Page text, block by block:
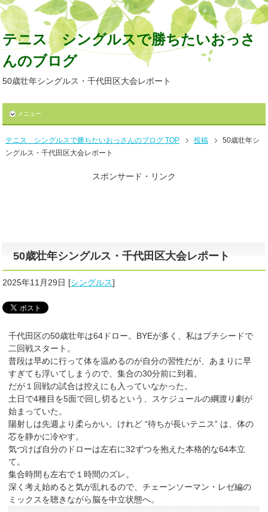
テニス シングルスで勝ちたいおっさ
んのブログ
50歳壮年シングルス・千代田区大会レポート
メニュー
テニス シングルスで勝ちたいおっさんのブログ TOP 投稿
50歳壮年シ
ングルス・千代田区大会レポート
スポンサード・リンク
50歳壮年シングルス・千代田区大会レポート
2025年11月29日 [シングルス]
千代田区の50歳壮年は64ドロー。BYEが多く、私はプチシードで
二回戦スタート。
普段は早めに行って体を温めるのが自分の習性だが、あまりに早
すぎても浮いてしまうので、集合の30分前に到着。
だが１回戦の試合は控えにも入っていなかった。
土日で4種目を5面で回し切るという、スケジュールの綱渡り劇が
始まっていた。
陽射しは先週より柔らかい。けれど “待ちが長いテニス” は、体の
芯を静かに冷やす。
気づけば自分のドローは左右に32ずつを抱えた本格的な64本立
て。
集合時間も左右で１時間のズレ。
深く考え始めると気が乱れるので、チェーンソーマン・レゼ編の
ミックスを聴きながら脳を中立状態へ。